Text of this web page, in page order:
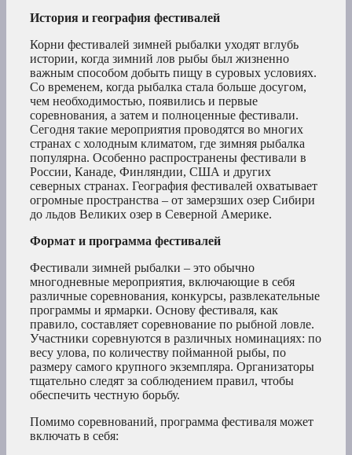
История и география фестивалей
Корни фестивалей зимней рыбалки уходят вглубь
истории, когда зимний лов рыбы был жизненно
важным способом добыть пищу в суровых условиях.
Со временем, когда рыбалка стала больше досугом,
чем необходимостью, появились и первые
соревнования, а затем и полноценные фестивали.
Сегодня такие мероприятия проводятся во многих
странах с холодным климатом, где зимняя рыбалка
популярна. Особенно распространены фестивали в
России, Канаде, Финляндии, США и других
северных странах. География фестивалей охватывает
огромные пространства – от замерзших озер Сибири
до льдов Великих озер в Северной Америке.
Формат и программа фестивалей
Фестивали зимней рыбалки – это обычно
многодневные мероприятия, включающие в себя
различные соревнования, конкурсы, развлекательные
программы и ярмарки. Основу фестиваля, как
правило, составляет соревнование по рыбной ловле.
Участники соревнуются в различных номинациях: по
весу улова, по количеству пойманной рыбы, по
размеру самого крупного экземпляра. Организаторы
тщательно следят за соблюдением правил, чтобы
обеспечить честную борьбу.
Помимо соревнований, программа фестиваля может
включать в себя: